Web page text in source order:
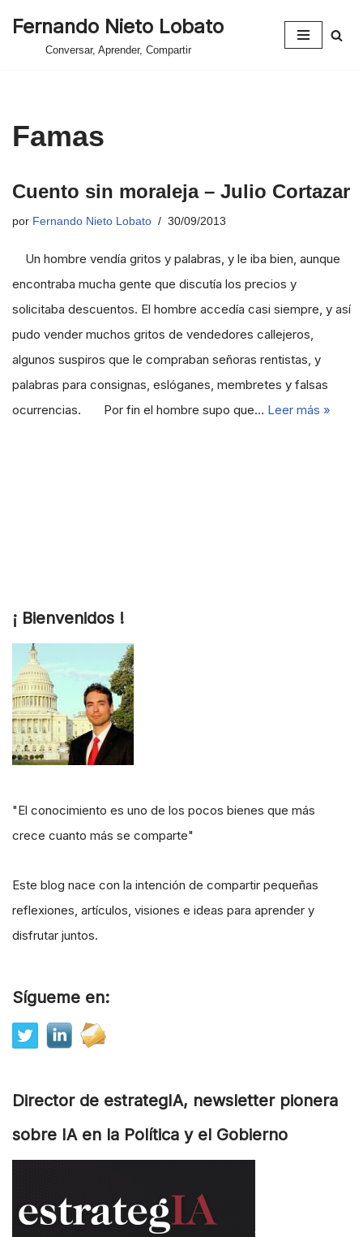
Fernando Nieto Lobato
Conversar, Aprender, Compartir
Famas
Cuento sin moraleja – Julio Cortazar
por Fernando Nieto Lobato 30/09/2013
Un hombre vendía gritos y palabras, y le iba bien, aunque
encontraba mucha gente que discutía los precios y
solicitaba descuentos. El hombre accedía casi siempre, y así
pudo vender muchos gritos de vendedores callejeros,
algunos suspiros que le compraban señoras rentistas, y
palabras para consignas, eslóganes, membretes y falsas
ocurrencias. Por fin el hombre supo que… Leer más »
¡ Bienvenidos !
"El conocimiento es uno de los pocos bienes que más
crece cuanto más se comparte"
Este blog nace con la intención de compartir pequeñas
reflexiones, artículos, visiones e ideas para aprender y
disfrutar juntos.
Sígueme en:
Director de estrategIA, newsletter pionera
sobre IA en la Política y el Gobierno